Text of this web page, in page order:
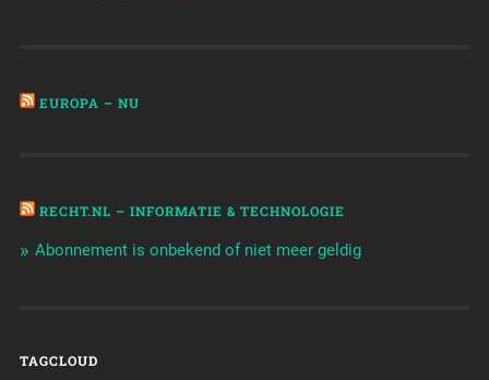
EUROPA – NU
RECHT.NL – INFORMATIE & TECHNOLOGIE
Abonnement is onbekend of niet meer geldig
TAGCLOUD